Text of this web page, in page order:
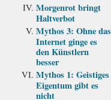
Morgenrot bringt
Haltverbot
Mythos 3: Ohne das
Internet ginge es
den Künstlern
besser
Mythos 1: Geistiges
Eigentum gibt es
nicht